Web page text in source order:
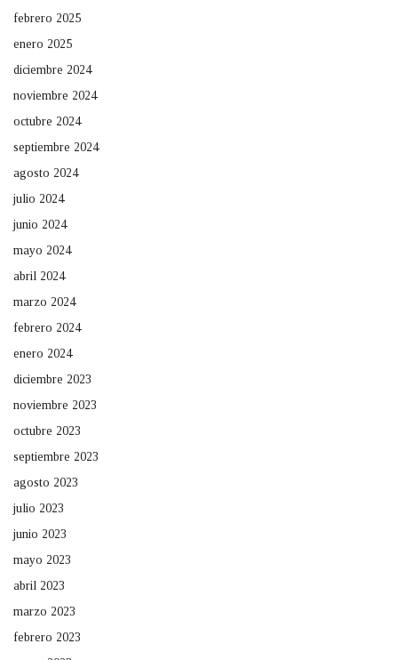
febrero 2025
enero 2025
diciembre 2024
noviembre 2024
octubre 2024
septiembre 2024
agosto 2024
julio 2024
junio 2024
mayo 2024
abril 2024
marzo 2024
febrero 2024
enero 2024
diciembre 2023
noviembre 2023
octubre 2023
septiembre 2023
agosto 2023
julio 2023
junio 2023
mayo 2023
abril 2023
marzo 2023
febrero 2023